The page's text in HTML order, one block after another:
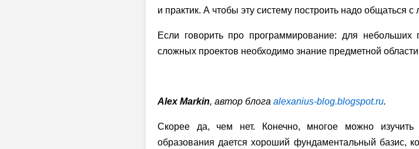
и практик. А чтобы эту систему построить надо общаться
Если говорить про программирование: для
сложных проектов необходимо знание предметной
Alex Markin, автор блога alexanius-blog.blogspot.ru.
Скорее да, чем нет. Конечно, многое можно
образования дается хороший фундаментальный базис,